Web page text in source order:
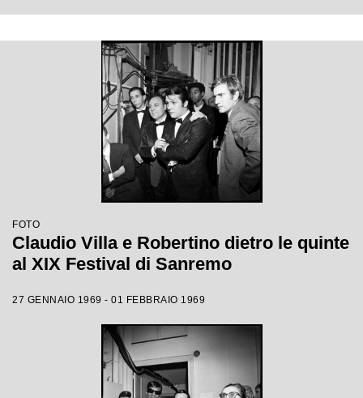
FOTO
Claudio Villa e Robertino dietro le quinte
al XIX Festival di Sanremo
27 GENNAIO 1969 - 01 FEBBRAIO 1969